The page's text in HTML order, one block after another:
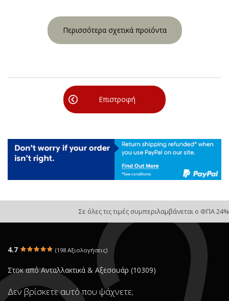
Περισσότερα σχετικά προϊόντα
Επιστροφή
Σε όλες τις τιμές συμπεριλαμβάνεται ο ΦΠΑ 24%
4.7 (198 Αξιολογήσεις)
Στοκ από Ανταλλακτικά & Αξεσουάρ (10309)
Δεν βρίσκετε αυτό που ψάχνετε;